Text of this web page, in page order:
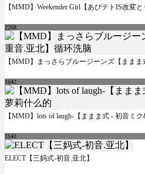
【MMD】Weekender Girl【あぴテトIS改変と
2268
【MMD】まっさらブルージーンズ【まま
1642
【MMD】lots of laugh-【ままま式 - 初音ミ
2142
ELECT【三妈式-初音.亚北】